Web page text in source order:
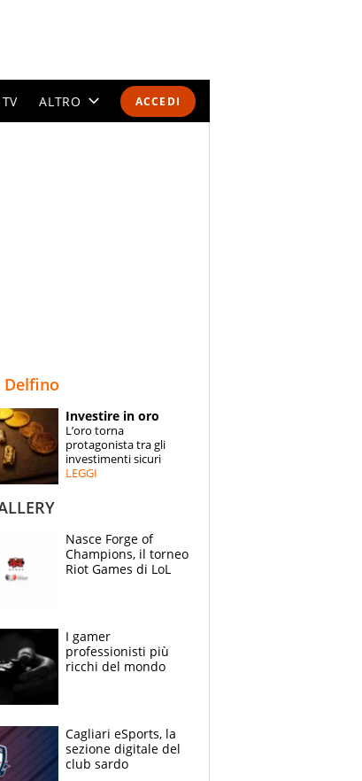
ACCEDI
ALTRO
SPECIALI
ESPERTI
Delfino
Investire in oro
L’oro torna
protagonista tra gli
investimenti sicuri
LEGGI
Nasce Forge of
Champions, il torneo
Riot Games di LoL
I gamer
professionisti più
ricchi del mondo
Cagliari eSports, la
sezione digitale del
club sardo